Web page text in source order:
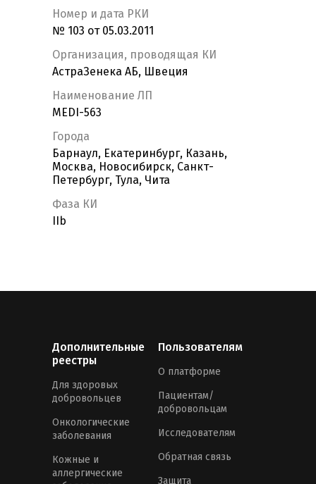
Номер и дата РКИ
№ 103 от 05.03.2011
Организация, проводящая КИ
АстраЗенека АБ, Швеция
Наименование ЛП
MEDI-563
Города
Барнаул, Екатеринбург, Казань,
Москва, Новосибирск, Санкт-
Петербург, Тула, Чита
Фаза КИ
IIb
Дополнительные
реестры
Для здоровых
добровольцев
Онкологические
заболевания
Кожные и
аллергические
Пользователям
О платформе
Пациентам/
добровольцам
Исследователям
Обратная связь
Защита